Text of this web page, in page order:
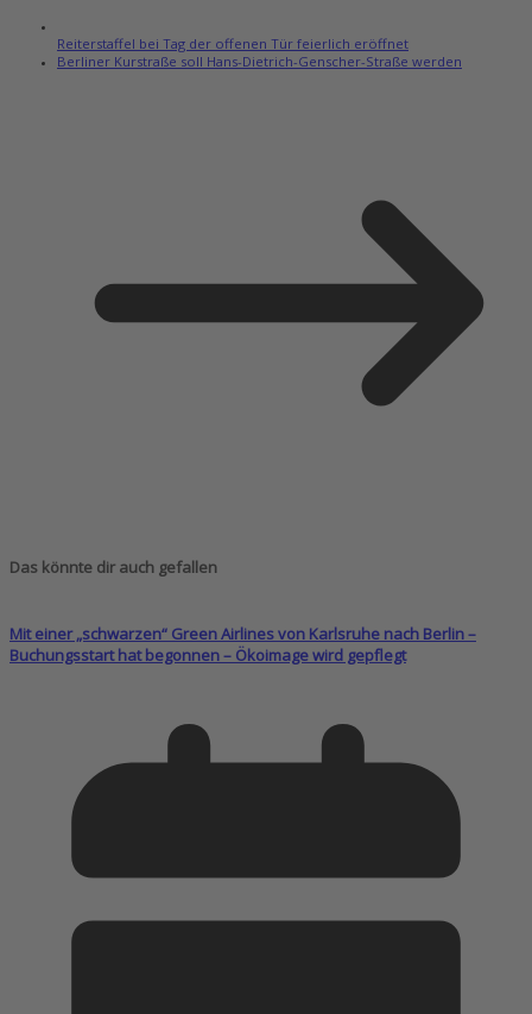
Reiterstaffel bei Tag der offenen Tür feierlich eröffnet
Berliner Kurstraße soll Hans-Dietrich-Genscher-Straße werden
Das könnte dir auch gefallen
Mit einer „schwarzen“ Green Airlines von Karlsruhe nach Berlin –
Buchungsstart hat begonnen – Ökoimage wird gepflegt